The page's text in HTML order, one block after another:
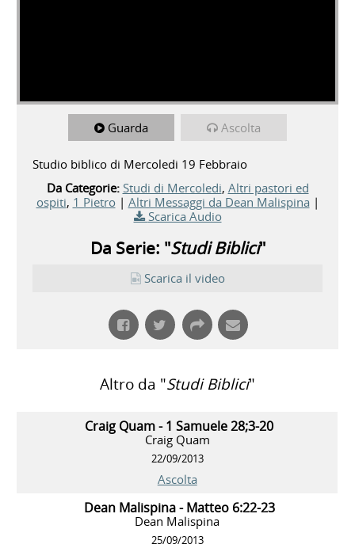
Guarda Ascolta
Studio biblico di Mercoledi 19 Febbraio
Da Categorie: Studi di Mercoledi, Altri pastori ed
ospiti, 1 Pietro| Altri Messaggi da Dean Malispina |
Scarica Audio
Da Serie: "Studi Biblici"
Scarica il video
Altro da "Studi Biblici"
Craig Quam - 1 Samuele 28;3-20
Craig Quam
22/09/2013
Ascolta
Dean Malispina - Matteo 6:22-23
Dean Malispina
25/09/2013